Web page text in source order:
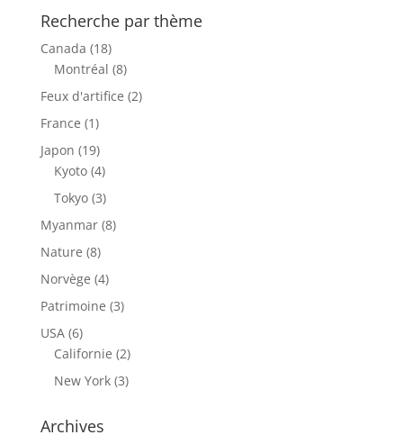
Recherche par thème
Canada (18)
Montréal (8)
Feux d'artifice (2)
France (1)
Japon (19)
Kyoto(4)
Tokyo(3)
Myanmar(8)
Nature (8)
Norvège (4)
Patrimoine (3)
USA(6)
Californie (2)
New York(3)
Archives